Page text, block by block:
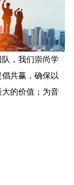
，我们崇尚学
共赢，确保以
的价值；为音